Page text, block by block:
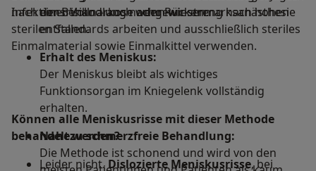
nach der Behandlung nachgewiesen.
einer Vollnarkose oder Rückenmarksanästhesie
entfallen.
Erhalt des Meniskus:
Der Meniskus bleibt als wichtiges
Funktionsorgan im Kniegelenk vollständig
erhalten.
Nahezu schmerzfreie Behandlung:
Die Methode ist schonend und wird von den
Infektionsrisiko – auch wenn wir streng nach hohen
sterilen Standards arbeiten und ausschließlich steriles
Einmalmaterial sowie Einmalkittel verwenden.
Können alle Meniskusrisse mit dieser Methode
behandelt werden?
Leider nicht.Dislozierte Meniskusrisse, bei